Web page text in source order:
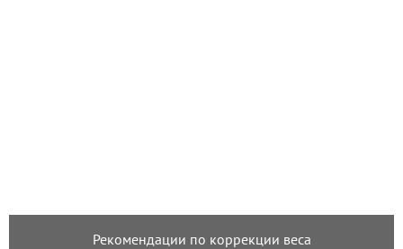
Рекомендации по коррекции веса